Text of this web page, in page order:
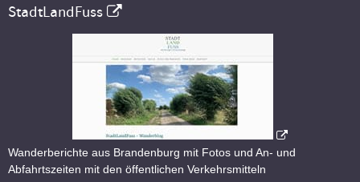
StadtLandFuss
Wanderberichte aus Brandenburg mit Fotos und An- und
Abfahrtszeiten mit den öffentlichen Verkehrsmitteln